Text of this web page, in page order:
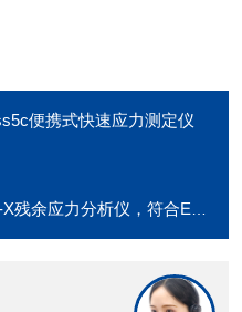
便携式快速应力测定仪
应力分析仪，符合EN15 305标准